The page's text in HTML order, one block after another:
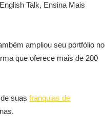
Talk, Ensina Mais
ampliou seu portfólio no
que oferece mais de 200
suas franquias de